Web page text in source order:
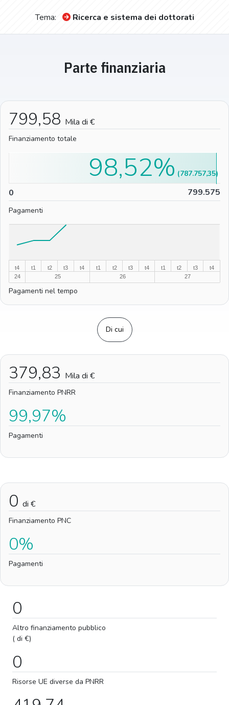
Tema: Ricerca e sistema dei dottorati
Parte finanziaria
799,58 Mila di €
Finanziamento totale
0 799.575
98,52% (787.757,35)
Pagamenti
t4
24
t1
25
t2 t3 t4
t1
26
t2 t3 t4
t1
27
t2 t3 t4
Pagamenti nel tempo
Di cui
379,83 Mila di €
Finanziamento PNRR
99,97%
Pagamenti
0 di €
Finanziamento PNC
0%
Pagamenti
0
Altro finanziamento pubblico
( di €)
0
Risorse UE diverse da PNRR